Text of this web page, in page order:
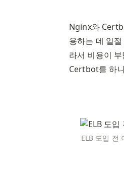
Nginx와
용하는 데 일
라서 비용이
Certbot를 하
ELB 도입 전